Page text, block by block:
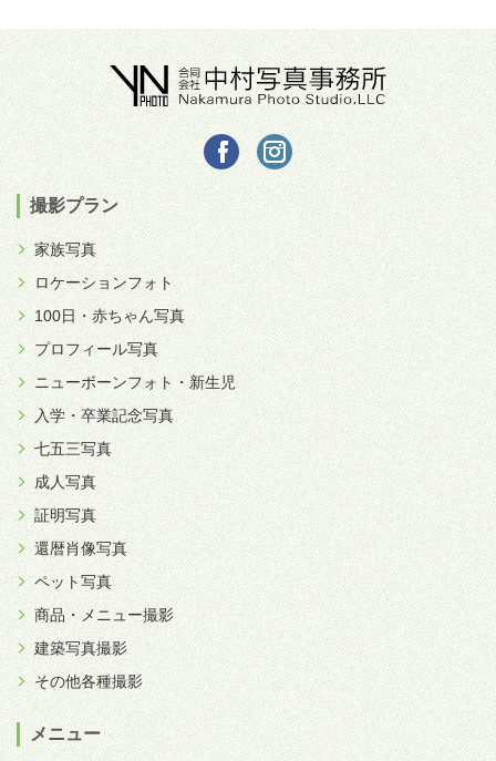
撮影プラン
家族写真
ロケーションフォト
100日・赤ちゃん写真
プロフィール写真
ニューボーンフォト・新生児
入学・卒業記念写真
七五三写真
成人写真
証明写真
還暦肖像写真
ペット写真
商品・メニュー撮影
建築写真撮影
その他各種撮影
メニュー